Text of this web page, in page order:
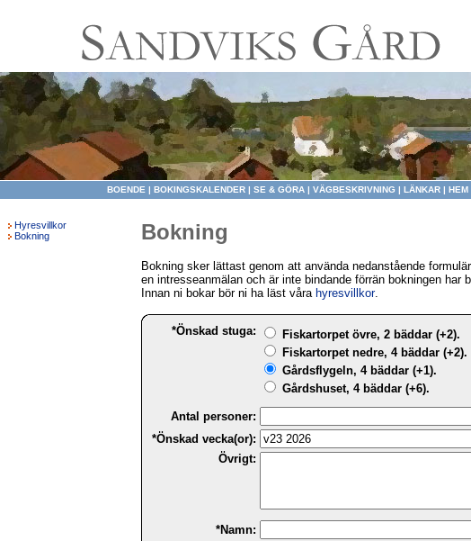
BOENDE | BOKINGSKALENDER | SE & GÖRA | VÄGBESKRIVNING | LÄNKAR | HEM
Hyresvillkor
Bokning
Bokning
Bokning sker lättast genom att använda nedanstående
en intresseanmälan och är inte bindande förrän bokningen har
Innan ni bokar bör ni ha läst våra hyresvillkor.
*Önskad stuga:
Fiskartorpet övre, 2 bäddar (+2).
Fiskartorpet nedre, 4 bäddar (+2).
Gårdsflygeln, 4 bäddar (+1).
Gårdshuset, 4 bäddar (+6).
Antal personer:
*Önskad vecka(or):
Övrigt:
*Namn: